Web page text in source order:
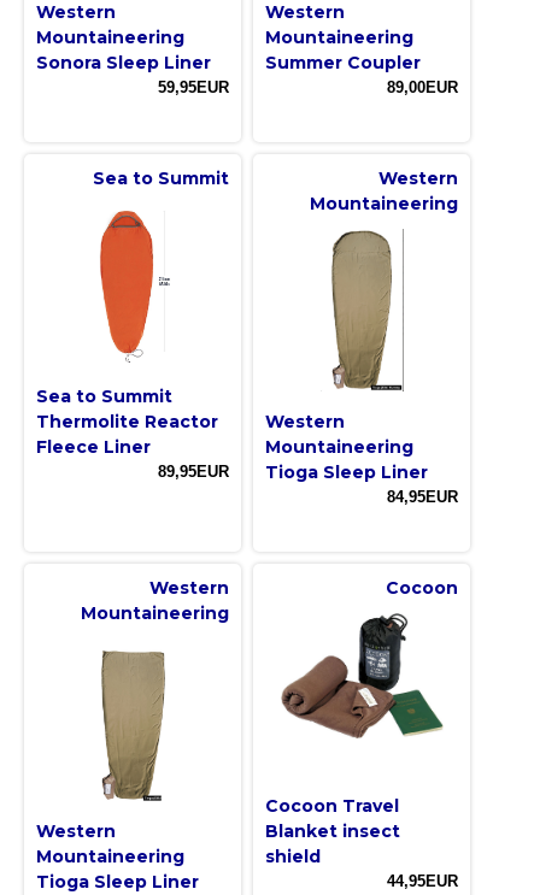
Western
Mountaineering
Sonora Sleep Liner
59,95EUR
Western
Mountaineering
Summer Coupler
89,00EUR
Sea to Summit
Sea to Summit
Thermolite Reactor
Fleece Liner
89,95EUR
Western
Mountaineering
Western
Mountaineering
Tioga Sleep Liner
84,95EUR
Western
Mountaineering
Western
Mountaineering
Tioga Sleep Liner
Cocoon
Cocoon Travel
Blanket insect
shield
44,95EUR